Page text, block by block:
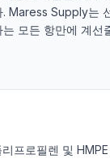
Maress Supply는
모든 항만에 계선
프로필렌 및